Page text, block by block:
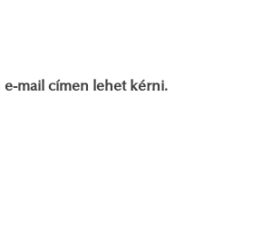
e-mail címen lehet kérni.